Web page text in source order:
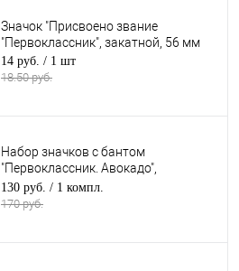
Значок "Присвоено звание
"Первоклассник", закатной, 56 мм
14 руб. / 1 шт
18.50 руб.
Набор значков с бантом
"Первоклассник. Авокадо",
закатные, 56 мм, 5 шт
130 руб. / 1 компл.
170 руб.